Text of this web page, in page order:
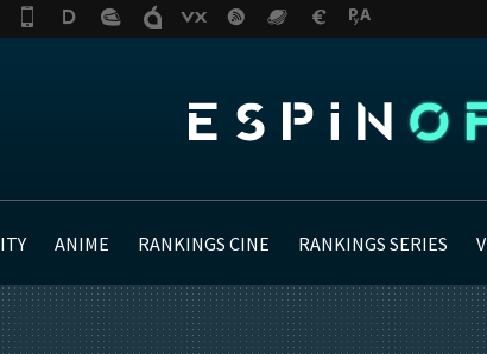
ANIME RANKINGS CINE RANKINGS SERIES